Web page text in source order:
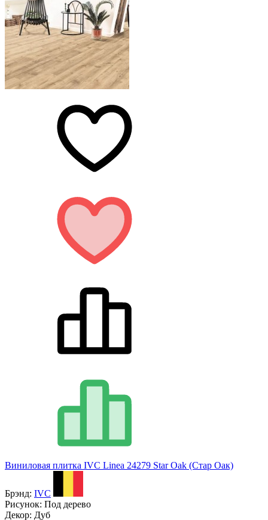
Виниловая плитка IVC Linea 24279 Star Oak (Стар Оак)
Брэнд: IVC
Рисунок: Под дерево
Декор: Дуб